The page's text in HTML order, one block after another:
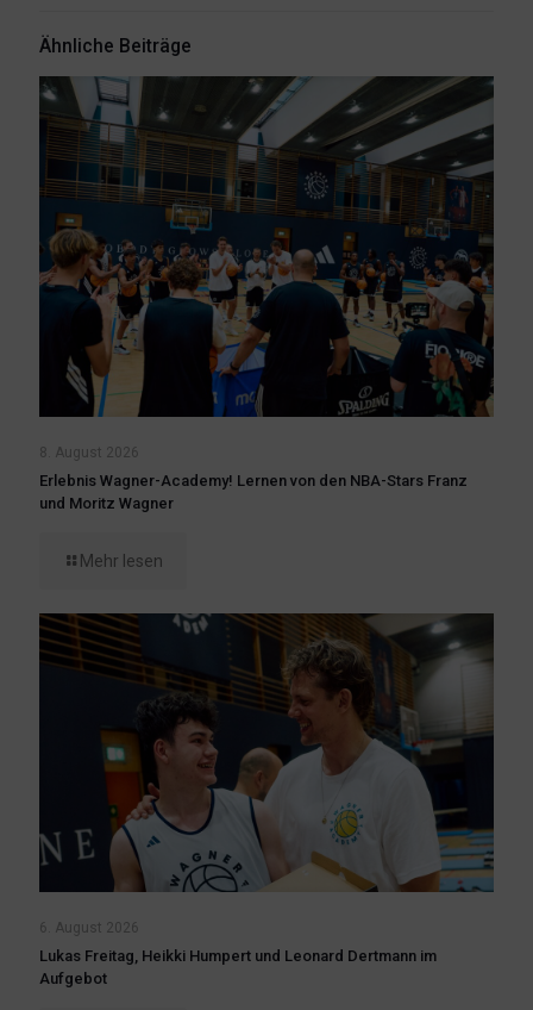
Ähnliche Beiträge
8. August 2026
Erlebnis Wagner-Academy! Lernen von den NBA-Stars Franz
und Moritz Wagner
Mehr lesen
6. August 2026
Lukas Freitag, Heikki Humpert und Leonard Dertmann im
Aufgebot